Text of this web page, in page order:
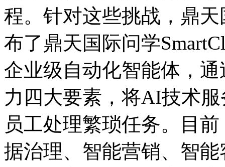
程。针对这些挑战，
布了鼎天国际问学
企业级自动化智能体，通
力四大要素，将AI技术
员工处理繁琐任务。目前
据治理、智能营销、